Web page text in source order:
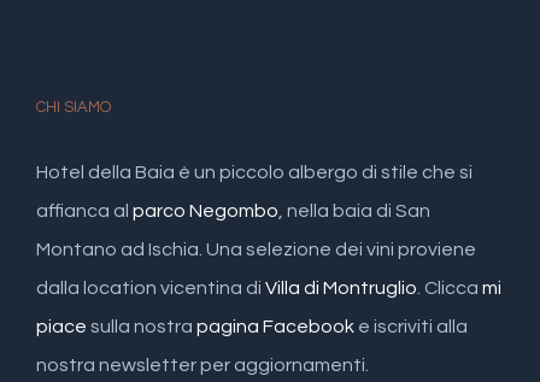
CHI SIAMO
Hotel della Baia è un piccolo albergo di stile che si
affianca al parco Negombo , nella baia di San
Montano ad Ischia. Una selezione dei vini proviene
dalla location vicentina di Villa di Montruglio . Clicca mi
piace sulla nostra pagina Facebook e iscriviti alla
nostra newsletter per aggiornamenti.